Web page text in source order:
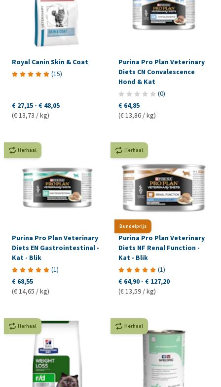
Royal Canin Skin & Coat
(15)
€ 27,15 - € 48,05
(€ 13,73 / kg)
Purina Pro Plan Veterinary
Diets CN Convalescence
Hond & Kat
(0)
€ 64,85
(€ 13,86 / kg)
Herhaal
Purina Pro Plan Veterinary
Diets EN Gastrointestinal -
Kat - Blik
(1)
€ 68,55
(€ 14,65 / kg)
Bundelprijs
Herhaal
Purina Pro Plan Veterinary
Diets NF Renal Function -
Kat - Blik
(1)
€ 64,90 - € 127,20
(€ 13,59 / kg)
Herhaal Herhaal